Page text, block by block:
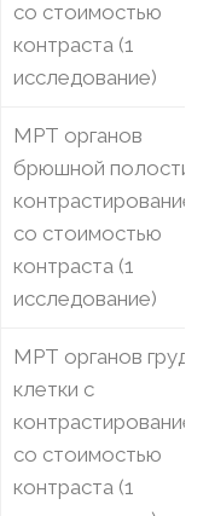
со стоимостью
контраста (1
исследование)
МРТ органов
брюшной полости с
со стоимостью
контраста (1
исследование)
МРТ органов
клетки с
со стоимостью
контраста (1